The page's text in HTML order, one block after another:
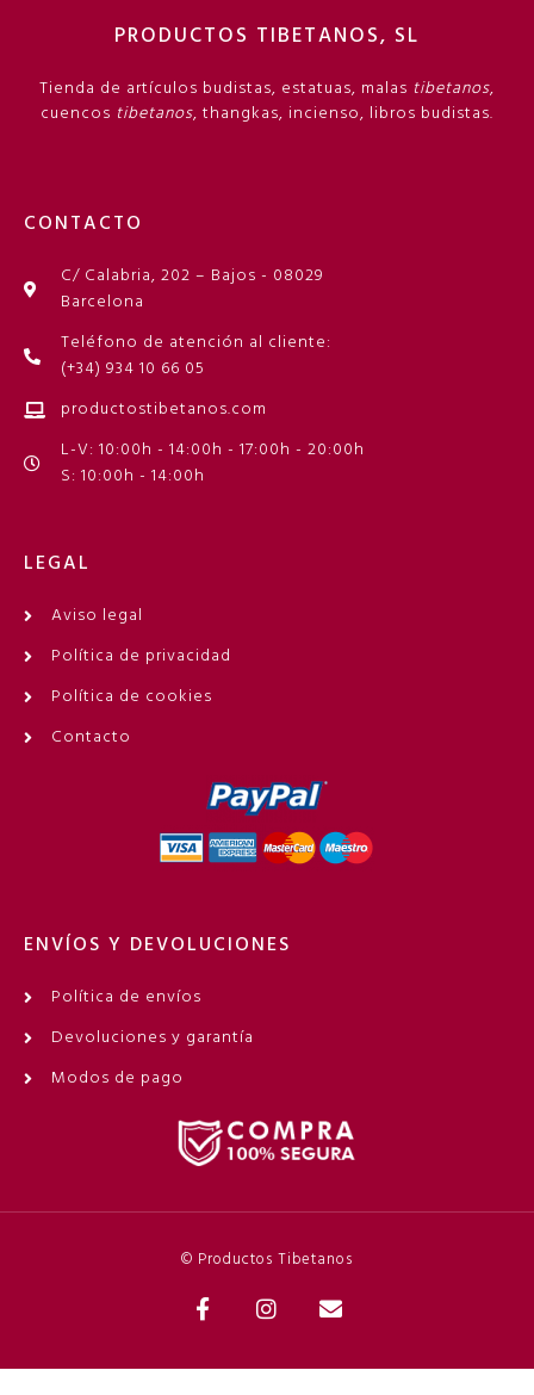
PRODUCTOS TIBETANOS, SL
Tienda de artículos budistas, estatuas, malas tibetanos,
cuencos tibetanos, thangkas, incienso, libros budistas.
CONTACTO
C/ Calabria, 202 – Bajos - 08029
Barcelona
Teléfono de atención al cliente:
(+34) 934 10 66 05
productostibetanos.com
L-V: 10:00h - 14:00h - 17:00h - 20:00h
S: 10:00h - 14:00h
LEGAL
Aviso legal
Política de privacidad
Política de cookies
Contacto
ENVÍOS Y DEVOLUCIONES
Política de envíos
Devoluciones y garantía
Modos de pago
© Productos Tibetanos